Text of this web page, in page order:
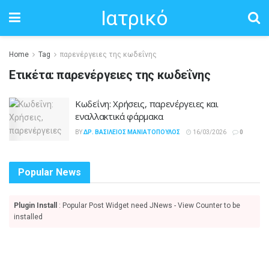
Ιατρικό
Home Tag παρενέργειες της κωδεΐνης
Ετικέτα:παρενέργειες της κωδεΐνης
Κωδεΐνη: Χρήσεις, παρενέργειες και
εναλλακτικά φάρμακα
BYΔΡ. ΒΑΣΊΛΕΙΟΣ ΜΑΝΙΑΤΌΠΟΥΛΟΣ 16/03/2026 0
Popular News
Plugin Install
: Popular Post Widget need JNews - View Counter to be
installed